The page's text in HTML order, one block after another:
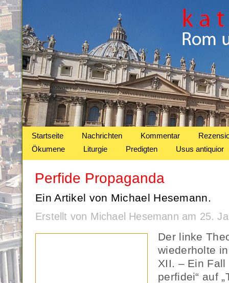
Startseite Nachrichten Kommentar
Ökumene
Liturgie Predigten Usus antiquior
Perfide Propaganda
Ein Artikel von Michael Hesemann.
Erstellt von Michael Hesemann am 25.
Der linke
wiederholte
XII. – Ein
perfidei“ auf